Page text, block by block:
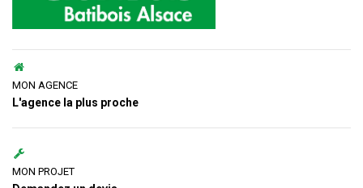
MON AGENCE
L'agence la plus proche
MON PROJET